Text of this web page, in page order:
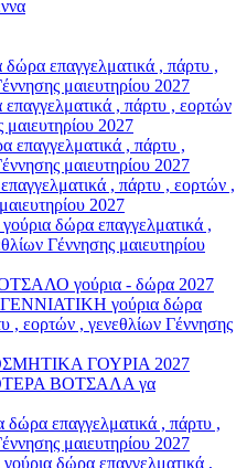
επαγγελματικά , πάρτυ ,
μαιευτηρίου 2027
, πάρτυ , εορτών
μαιευτηρίου 2027
, πάρτυ ,
μαιευτηρίου 2027
, πάρτυ , εορτών ,
2027
δώρα επαγγελματικά ,
Γέννησης μαιευτηρίου
γούρια - δώρα 2027
γούρια δώρα
, εορτών , γενεθλίων Γέννησης
ΓΟΥΡΙΑ 2027
ΒΟΤΣΑΛΑ γα
επαγγελματικά , πάρτυ ,
μαιευτηρίου 2027
δώρα επαγγελματικά ,